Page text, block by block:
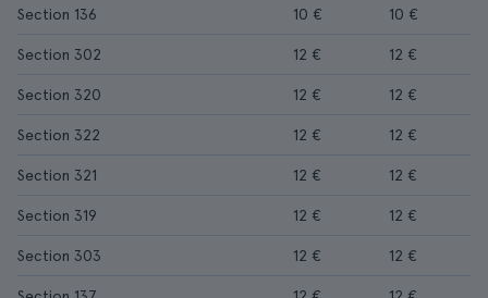
Section 136 10 € 10 €
Section 302 12 € 12 €
Section 320 12 € 12 €
Section 322 12 € 12 €
Section 321 12 € 12 €
Section 319 12 € 12 €
Section 303 12 € 12 €